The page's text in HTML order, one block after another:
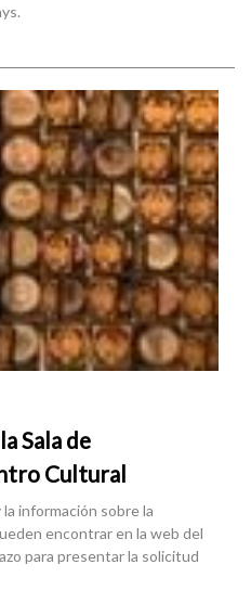
Sala de
Cultural
información sobre la
encontrar en la web del
para presentar la solicitud